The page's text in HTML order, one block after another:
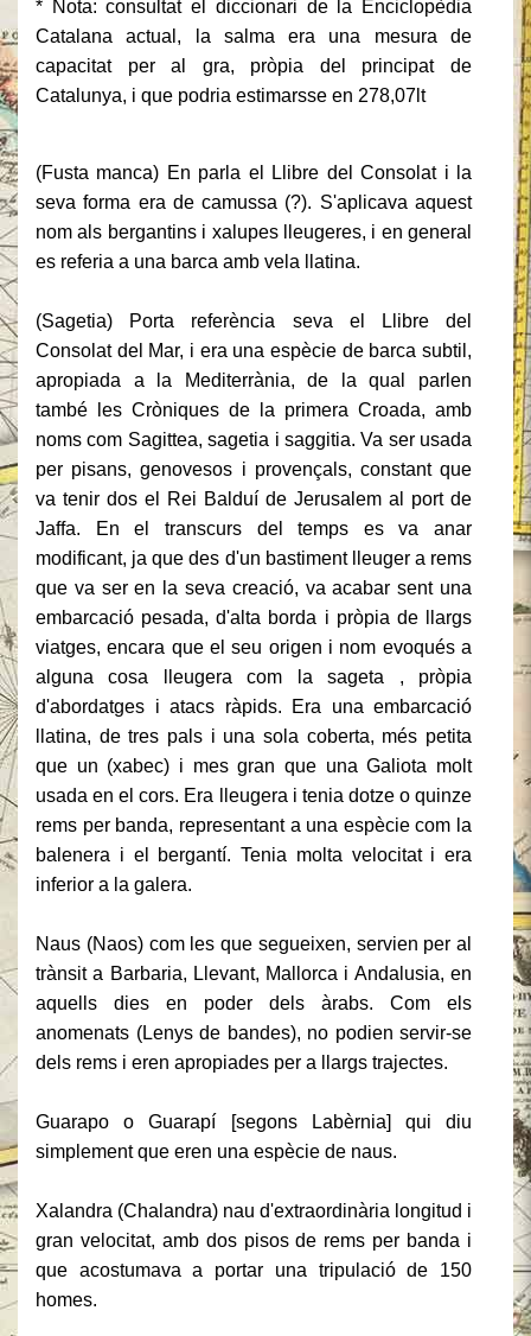
* Nota: consultat el diccionari de la Enciclopèdia
Catalana actual, la salma era una mesura de
capacitat per al gra, pròpia del principat de
Catalunya, i que podria estimarsse en 278,07lt
(Fusta manca) En parla el Llibre del Consolat i la
seva forma era de camussa (?). S'aplicava aquest
nom als bergantins i xalupes lleugeres, i en general
es referia a una barca amb vela llatina.
(Sagetia) Porta referència seva el Llibre del
Consolat del Mar, i era una espècie de barca subtil,
apropiada a la Mediterrània, de la qual parlen
també les Cròniques de la primera Croada, amb
noms com Sagittea, sagetia i saggitia. Va ser usada
per pisans, genovesos i provençals, constant que
va tenir dos el Rei Balduí de Jerusalem al port de
Jaffa.
En el transcurs del temps es va anar
modificant, ja que des d'un bastiment lleuger a rems
que va ser en la seva creació, va acabar sent una
embarcació pesada, d'alta borda i pròpia de llargs
viatges, encara que el seu origen i nom evoqués a
alguna cosa lleugera com la sageta , pròpia
d'abordatges i atacs ràpids.
Era una embarcació
llatina, de tres pals i una sola coberta, més petita
que un (xabec) i mes gran que una Galiota molt
usada en el cors. Era lleugera i tenia dotze o quinze
rems per banda, representant a una espècie com la
balenera i el bergantí. Tenia molta velocitat i era
inferior a la galera.
Naus (Naos) com les que segueixen, servien per al
trànsit a Barbaria, Llevant, Mallorca i Andalusia, en
aquells dies en poder dels àrabs.
Com els
anomenats (Lenys de bandes), no podien servir-se
dels rems i eren apropiades per a llargs trajectes.
Guarapo o Guarapí [segons Labèrnia] qui diu
simplement que eren una espècie de naus.
Xalandra (Chalandra) nau d'extraordinària longitud i
gran velocitat, amb dos pisos de rems per banda i
que acostumava a portar una tripulació de 150
homes.